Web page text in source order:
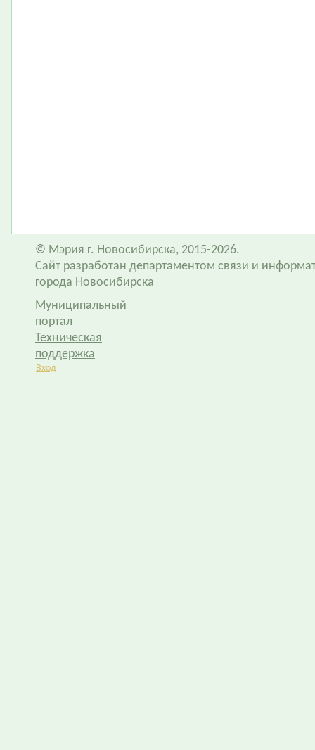
© Мэрия г. Новосибирска, 2015-2026.
Сайт разработан департаментом связи и
города Новосибирска
Муниципальный
портал
Техническая
поддержка
Вход